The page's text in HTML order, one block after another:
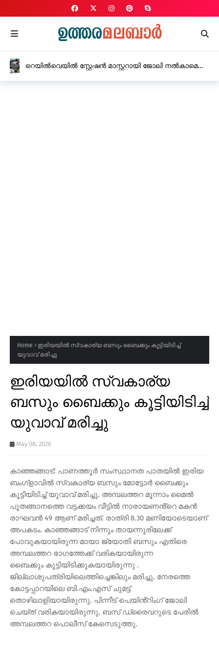
റെയിൽവെയിൽ സ്റ്റേഷൻ മാസ്റ്ററായി ജോലി നൽകാമെന്ന്
Home
ഇരിയയിൽ സ്വകാര്യ ബസും ബൈക്കും കൂട്ടിയിടിച്ച്
യുവാവ് മരിച്ചു
ഇരിയയിൽ സ്വകാര്യ
ബസും ബൈക്കും കൂട്ടിയിടിച്ച്
യുവാവ് മരിച്ചു
May 08, 2026
കാഞ്ഞങ്ങാട്: പാണത്തൂർ സംസ്ഥാനത പാതയിൽ ഇരിയ
ബംഗ്ളാവിൽ സ്വകാര്യ ബസും മോട്ടോർ ബൈക്കും
കൂട്ടിയിടിച്ച് യുവാവ് മരിച്ചു. അമ്പലത്തറ മൂന്നാം മൈൽ
പൂതങ്ങാനത്തെ വട്ടക്കയം വീട്ടിൽ നാരായണൻ്റെ മകൻ
രാഘവൻ 49 ആണ് മരിച്ചത്. രാത്രി 8.30 മണിയോടെയാണ്
അപകടം. കാഞ്ഞങ്ങാട് നിന്നും തായന്നൂരിലേക്ക്
പോവുകയായിരുന്ന മായാ ജ്യോതി ബസും എതിരെ
അമ്പലത്തറ ഭാഗത്തേക്ക് വരികയായിരുന്ന
ബൈക്കും കൂട്ടിയിടിക്കുകയായിരുന്നു .
ജില്ലാശുപത്രിയിലെത്തിച്ചെങ്കിലും മരിച്ചു. നേരത്തെ
കോട്ടപ്പാറയിലെ ബി.എം.എസ് ചുമട്ട്
തൊഴിലാളിയായിരുന്നു. പിന്നീട് പെയിൻ്റിംഗ് ജോലി
ചെയ്ത് വരികയായിരുന്നു. ബസ് ഡ്രൈവറുടെ പേരിൽ
അമ്പലത്തറ പൊലീസ് കേസെടുത്തു.